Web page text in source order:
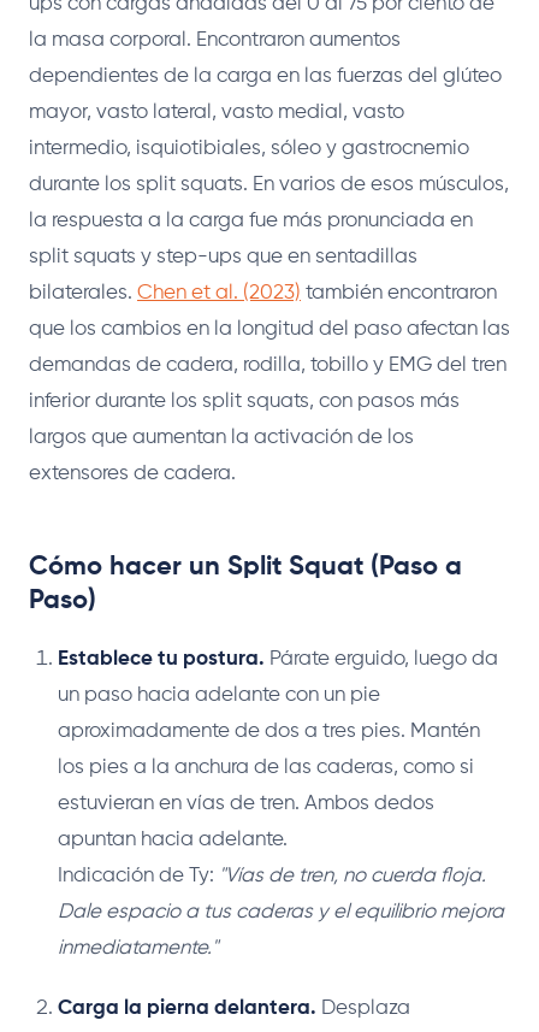
la masa corporal. Encontraron aumentos
dependientes de la carga en las fuerzas del glúteo
mayor, vasto lateral, vasto medial, vasto
intermedio, isquiotibiales, sóleo y gastrocnemio
durante los split squats. En varios de esos músculos,
la respuesta a la carga fue más pronunciada en
split squats y step-ups que en sentadillas
bilaterales. Chen et al. (2023) también encontraron
que los cambios en la longitud del paso afectan las
demandas de cadera, rodilla, tobillo y EMG del tren
inferior durante los split squats, con pasos más
largos que aumentan la activación de los
extensores de cadera.
Cómo hacer un Split Squat (Paso a
Paso)
Establece tu postura. Párate erguido, luego da
un paso hacia adelante con un pie
aproximadamente de dos a tres pies. Mantén
los pies a la anchura de las caderas, como si
estuvieran en vías de tren. Ambos dedos
apuntan hacia adelante.
Indicación de Ty: "Vías de tren, no cuerda floja.
Dale espacio a tus caderas y el equilibrio mejora
inmediatamente."
Carga la pierna delantera. Desplaza